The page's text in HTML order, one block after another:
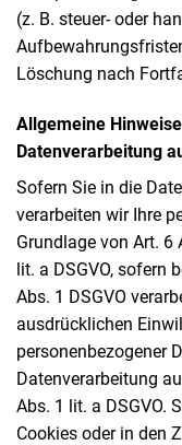
(z. B. steuer- oder
Löschung nach
Allgemeine
Datenverarbeitung
Sofern Sie in die
verarbeiten wir Ihre
Grundlage von Art. 6
lit. a DSGVO, sofern
Abs. 1 DSGVO
ausdrücklichen
personenbezogener
Datenverarbeitung
Abs. 1 lit. a DSGVO.
Cookies oder in den